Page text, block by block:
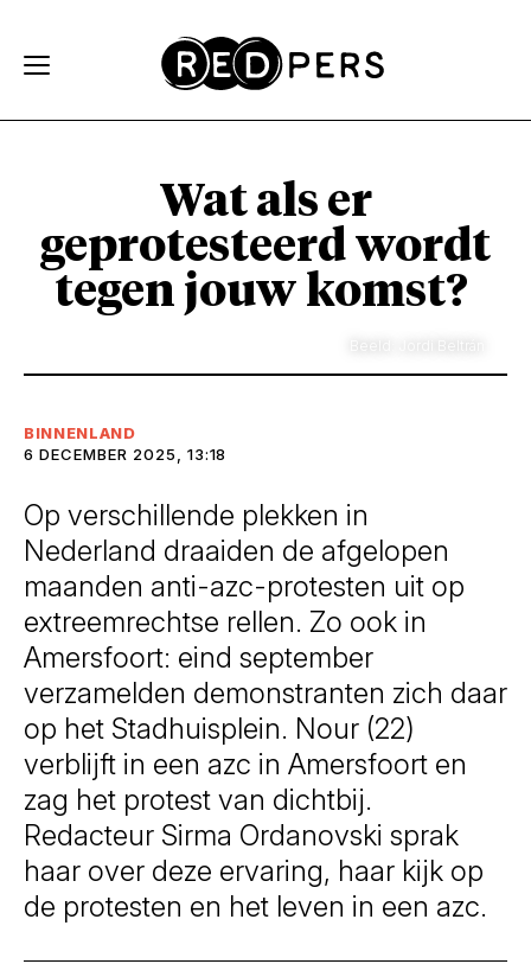
Wat als er
geprotesteerd wordt
tegen jouw komst?
BINNENLAND
6 DECEMBER 2025, 13:18
Op verschillende plekken in
Nederland draaiden de afgelopen
maanden anti-azc-protesten uit op
extreemrechtse rellen. Zo ook in
Amersfoort: eind september
verzamelden demonstranten zich daar
op het Stadhuisplein. Nour (22)
verblijft in een azc in Amersfoort en
zag het protest van dichtbij.
Redacteur Sirma Ordanovski sprak
haar over deze ervaring, haar kijk op
de protesten en het leven in een azc.